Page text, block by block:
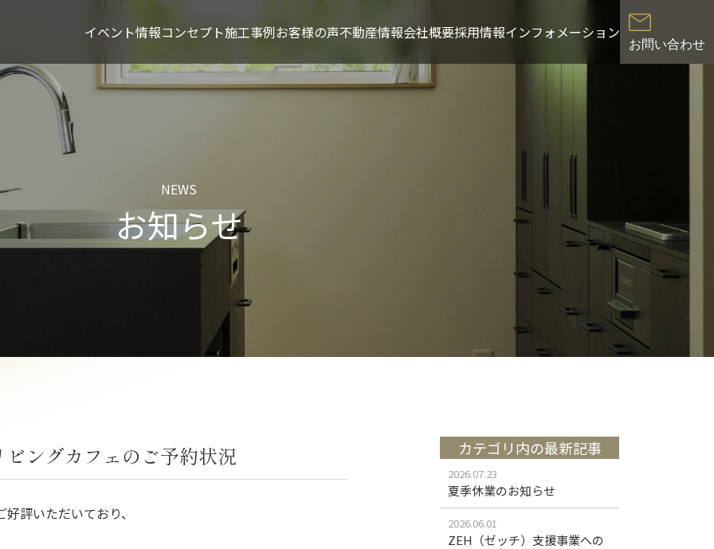
イベント情報コンセプト施工事例お客様の声不動産情報会社概要採用情報インフォメーション
お問い合わせ
NEWS
お知らせ
ングカフェのご予約状況
評いただいており、
カテゴリ内の最新記事
2026.07.23
夏季休業のお知らせ
2026.06.01
ZEH（ゼッチ）支援事業への